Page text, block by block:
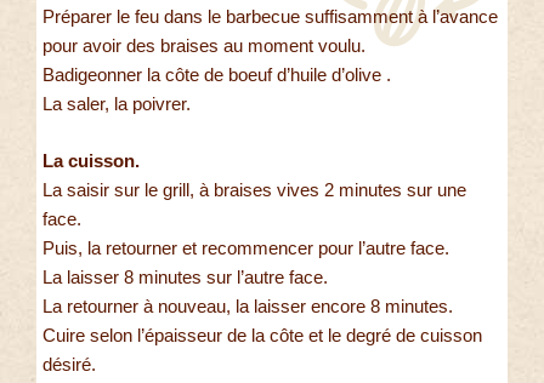
Préparer le feu dans le barbecue suffisamment à l’avance
pour avoir des braises au moment voulu.
Badigeonner la côte de boeuf d’huile d’olive .
La saler, la poivrer.
La cuisson.
La saisir sur le grill, à braises vives 2 minutes sur une
face.
Puis, la retourner et recommencer pour l’autre face.
La laisser 8 minutes sur l’autre face.
La retourner à nouveau, la laisser encore 8 minutes.
Cuire selon l’épaisseur de la côte et le degré de cuisson
désiré.